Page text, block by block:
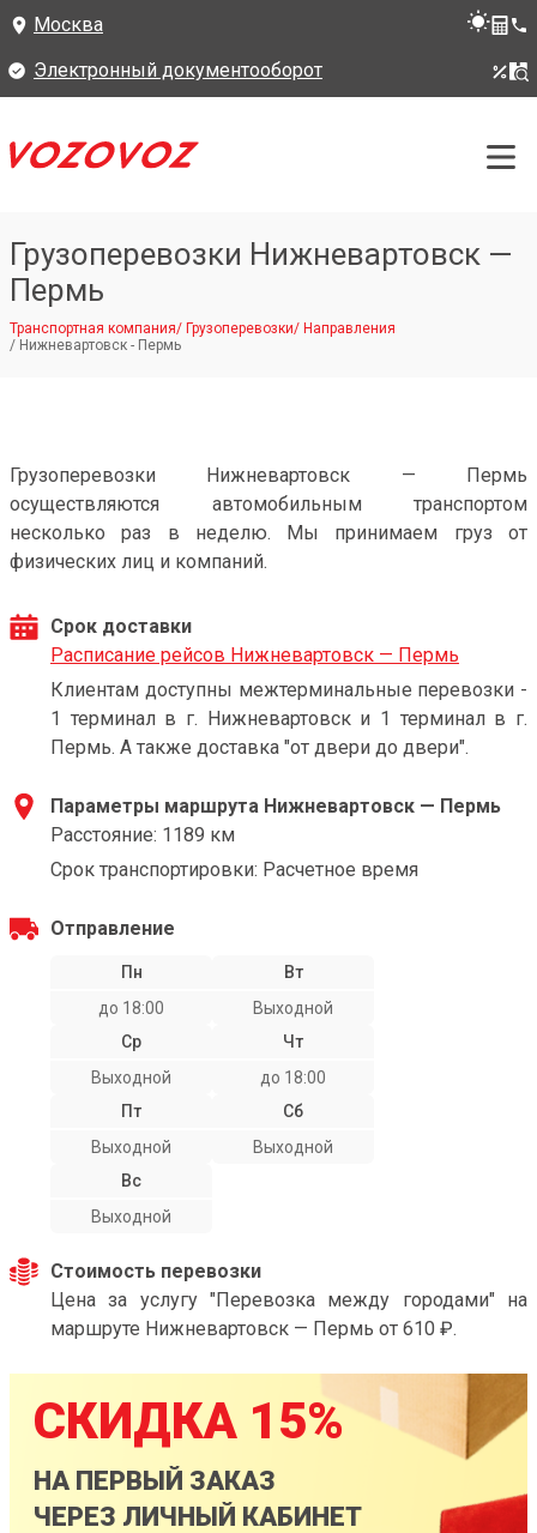
Москва
Электронный документооборот
Грузоперевозки Нижневартовск —
Пермь
Транспортная компания/ Грузоперевозки/ Направления
/ Нижневартовск - Пермь
Грузоперевозки Нижневартовск — Пермь
осуществляются автомобильным транспортом
несколько раз в неделю. Мы принимаем груз от
физических лиц и компаний.
Срок доставки
Расписание рейсов Нижневартовск — Пермь
Клиентам доступны межтерминальные перевозки -
1 терминал в г. Нижневартовск и 1 терминал в г.
Пермь. А также доставка "от двери до двери".
Параметры маршрута Нижневартовск — Пермь
Расстояние: 1189 км
Срок транспортировки: Расчетное время
Отправление
Пн
до 18:00
Вт
Выходной
Ср
Выходной
Чт
до 18:00
Пт
Выходной
Сб
Выходной
Вс
Выходной
Стоимость перевозки
Цена за услугу "Перевозка между городами" на
маршруте Нижневартовск — Пермь от 610 ₽.
СКИДКА 15%
НА ПЕРВЫЙ ЗАКАЗ
ЧЕРЕЗ ЛИЧНЫЙ КАБИНЕТ